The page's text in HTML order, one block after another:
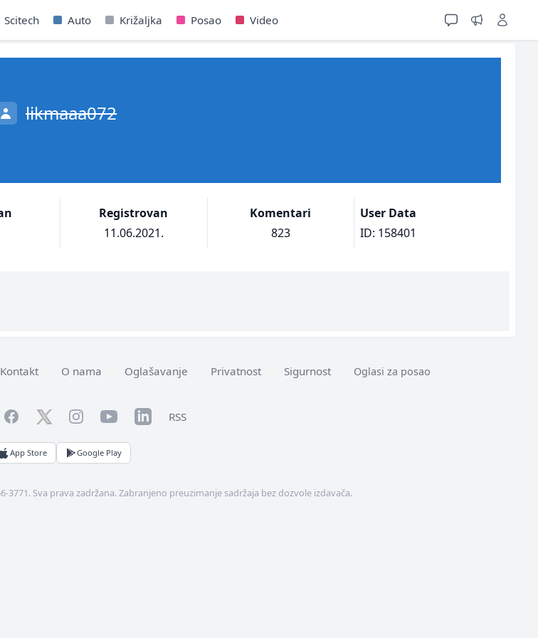
Scitech Auto Križaljka Posao Video
likmaaa072
Registrovan
11.06.2021.
Komentari
823
User Data
ID: 158401
Kontakt O nama Oglašavanje Privatnost Sigurnost Oglasi za posao
FacebookTwitterInstagramYouTubeLinkedInRSS
App Store Google Play
3771. Sva prava zadržana. Zabranjeno preuzimanje sadržaja bez dozvole izdavača.